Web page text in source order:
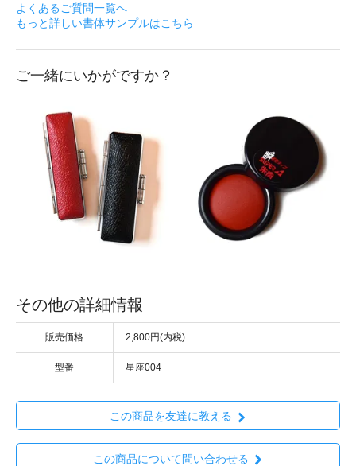
よくあるご質問一覧へ
もっと詳しい書体サンプルはこちら
ご一緒にいかがですか？
その他の詳細情報
販売価格 2,800円(内税)
型番 星座004
この商品を友達に教える
この商品について問い合わせる